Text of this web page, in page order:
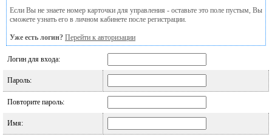
Если Вы не знаете номер карточки для управления - оставьте это поле пустым, Вы
сможете узнать его в личном кабинете после регистрации.
Уже есть логин? Перейти к авторизации
Логин для входа:
Пароль:
Повторите пароль:
Имя: